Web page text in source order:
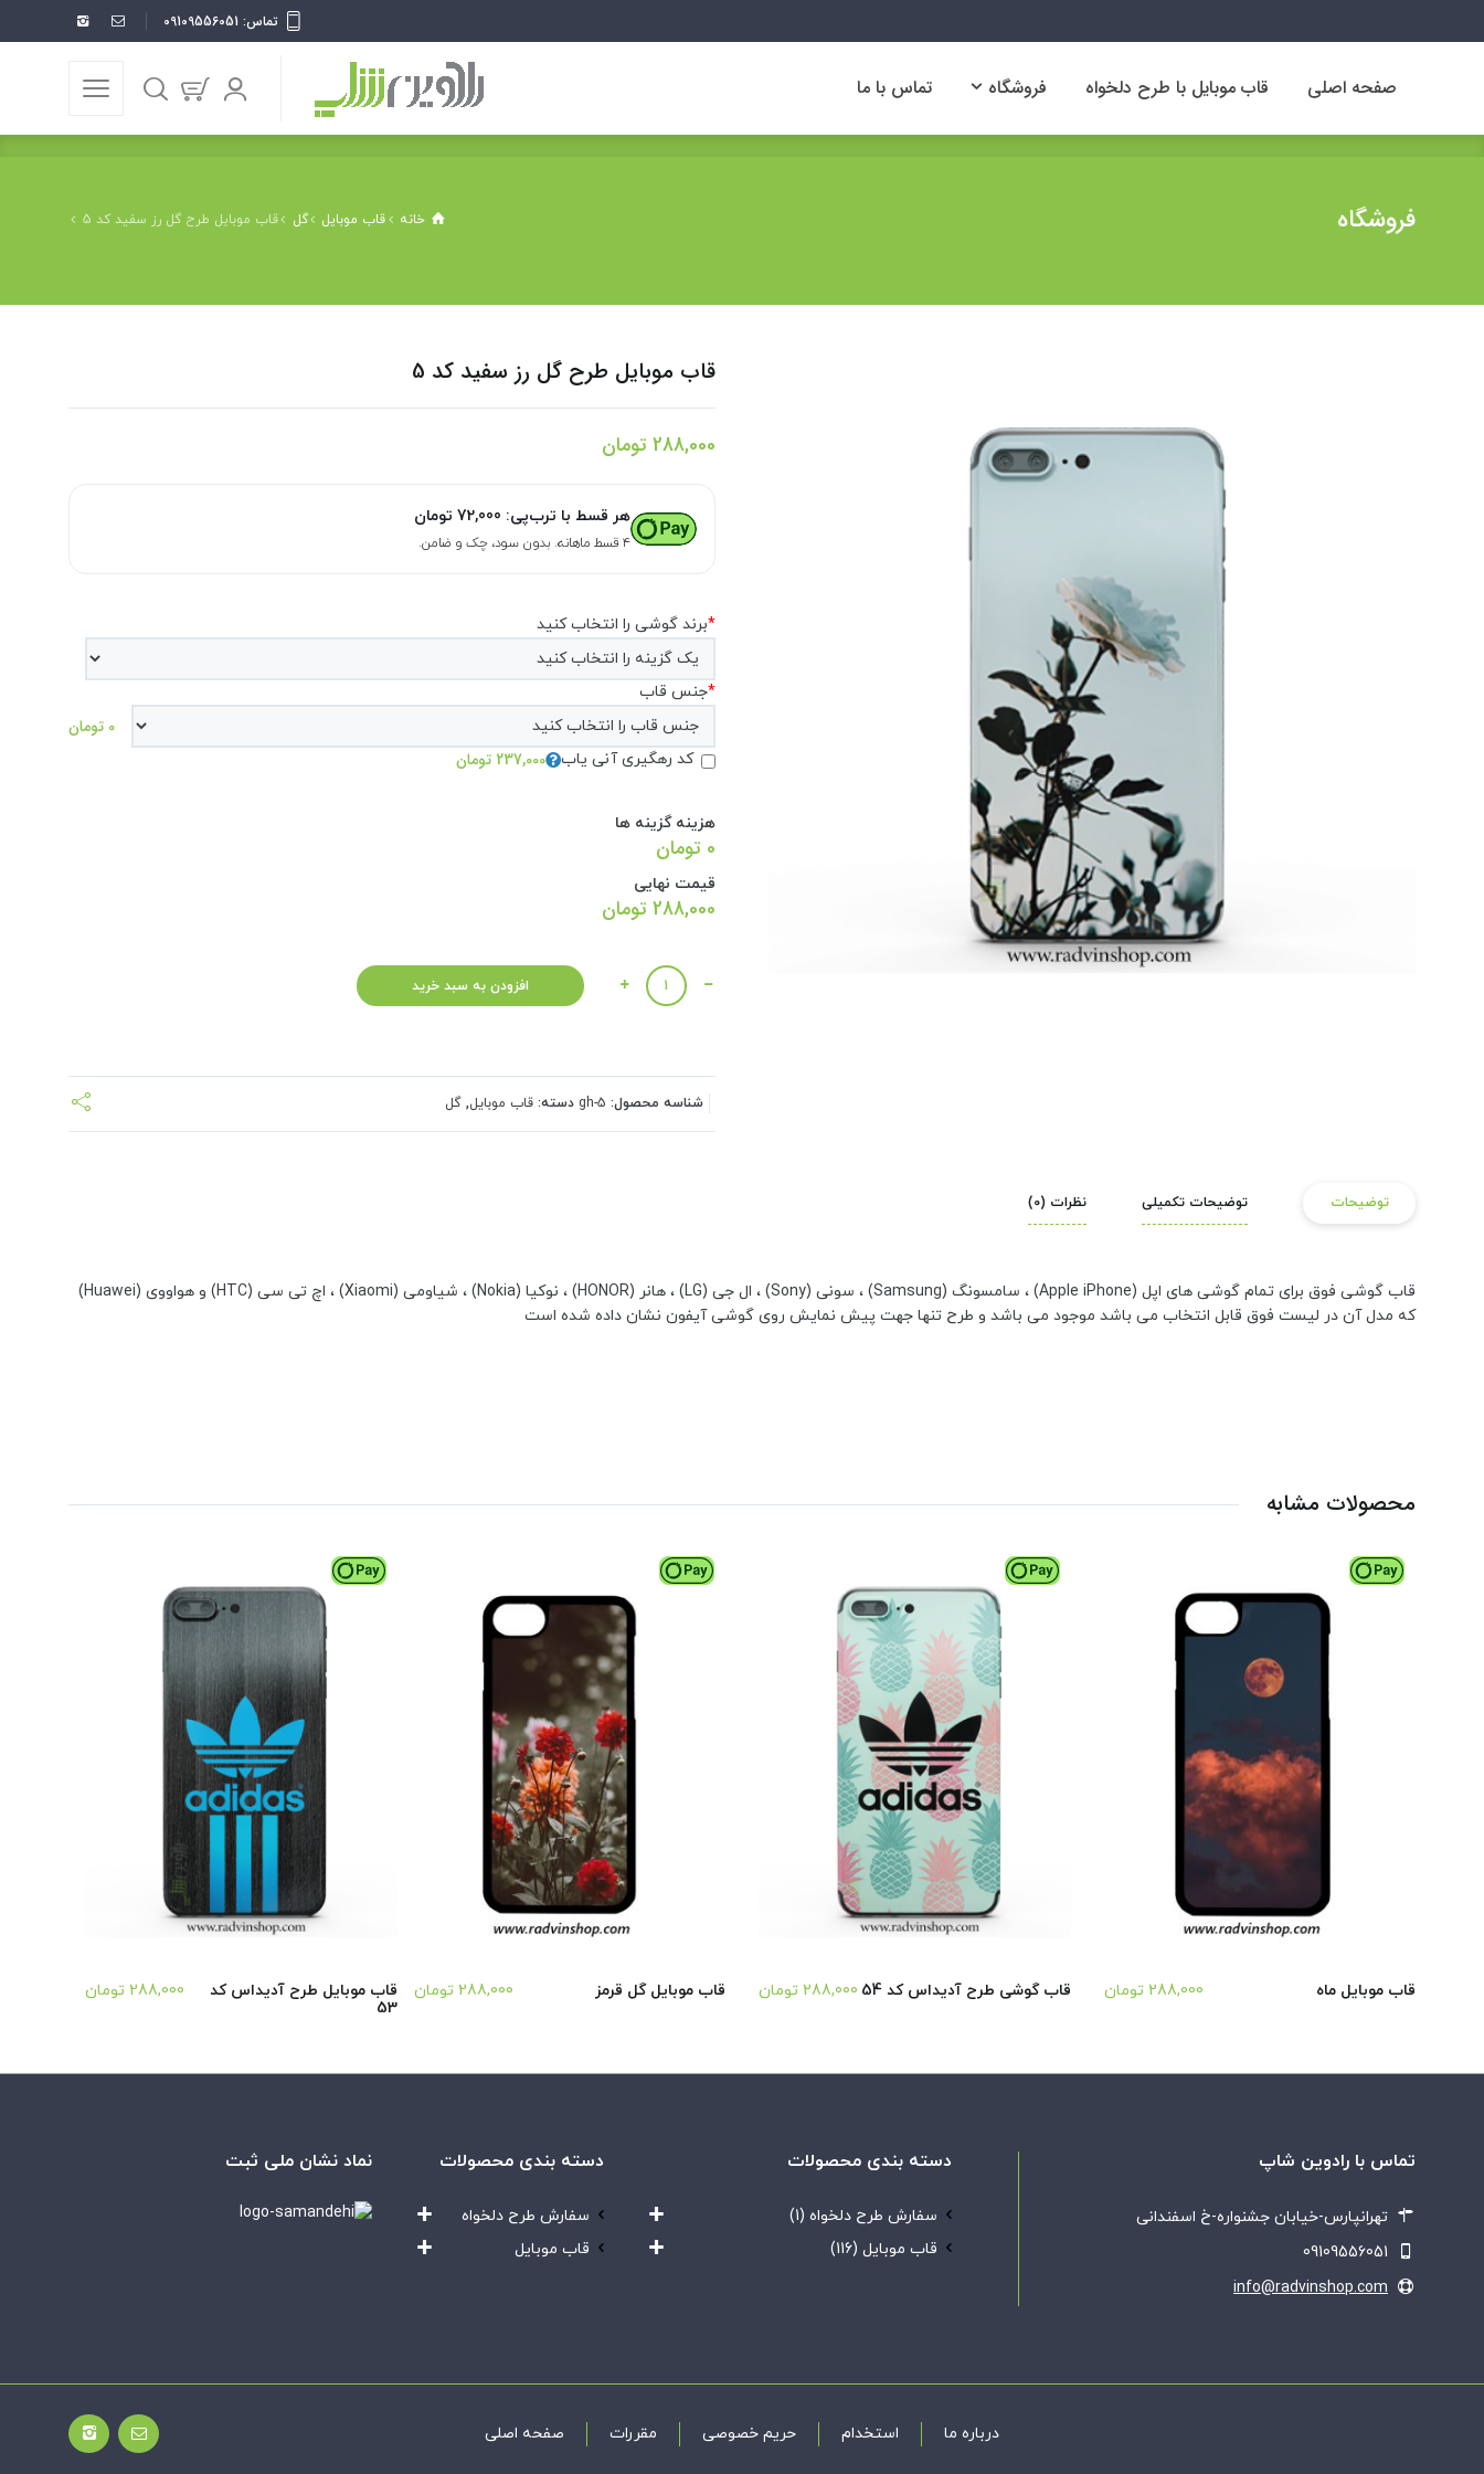
تماس: 09109556051
صفحه اصلی قاب موبایل با طرح دلخواه فروشگاه تماس با ما
فروشگاه خانه قاب موبایل گل قاب موبایل طرح گل رز سفید کد 5
قاب موبایل طرح گل رز سفید کد 5
288,000 تومان
هر قسط با ترب‌پی: 72,000 تومان
۴ قسط ماهانه. بدون سود، چک و ضامن.
*برند گوشی را انتخاب کنید
*جنس قاب
0 تومان
کد رهگیری آنی یاب 237,000 تومان
هزینه گزینه ها
0 تومان
قیمت نهایی
288,000 تومان
تعداد افزودن به سبد خرید
شناسه محصول: gh-5 دسته:قاب موبایل,گل
توضیحات توضیحات تکمیلی نظرات (0)
قاب گوشی فوق برای تمام گوشی های اپل (Apple iPhone) ، سامسونگ (Samsung) ، سونی (Sony) ، ال جی (LG) ، هانر (HONOR) ، نوکیا (Nokia) ، شیاومی (Xiaomi) ، اچ تی سی (HTC) و هواووی (Huawei)
که مدل آن در لیست فوق قابل انتخاب می باشد موجود می باشد و طرح تنها جهت پیش نمایش روی گوشی آیفون نشان داده شده است
محصولات مشابه
قاب موبایل ماه 288,000 تومان قاب گوشی طرح آدیداس کد 54 288,000 تومان قاب موبایل گل قرمز 288,000 تومان
قاب موبایل طرح آدیداس کد
53
288,000 تومان
تماس با رادوین شاپ
تهرانپارس-خیابان جشنواره-خ اسفندانی
09109556051
info@radvinshop.com
دسته بندی محصولات
سفارش طرح دلخواه(1)
قاب موبایل(116)
دسته بندی محصولات
سفارش طرح دلخواه
قاب موبایل
نماد نشان ملی ثبت
صفحه اصلی مقررات حریم خصوصی استخدام درباره ما